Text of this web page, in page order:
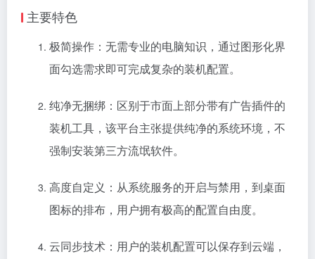
主要特色
极简操作：无需专业的电脑知识，通过图形化界
面勾选需求即可完成复杂的装机配置。
纯净无捆绑：区别于市面上部分带有广告插件的
装机工具，该平台主张提供纯净的系统环境，不
强制安装第三方流氓软件。
高度自定义：从系统服务的开启与禁用，到桌面
图标的排布，用户拥有极高的配置自由度。
云同步技术：用户的装机配置可以保存到云端，